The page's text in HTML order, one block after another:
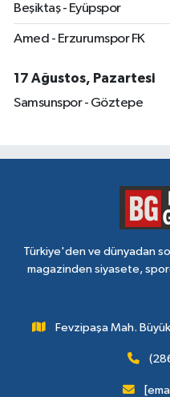
Beşiktaş - Eyüpspor
Amed - Erzurumspor FK
17 Ağustos, Pazartesi
Samsunspor - Göztepe
Türkiye'den ve dünyadan
magazinden siyasete,
Fevzipaşa Mah.